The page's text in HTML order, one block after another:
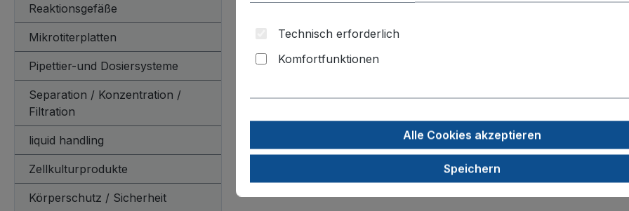
Reaktionsgefäße
Mikrotiterplatten
Pipettier-und Dosiersysteme
Separation / Konzentration /
Filtration
liquid handling
Zellkulturprodukte
Körperschutz / Sicherheit
Kartonmaterial: farbig"
aus tiefkältebeständigem, wasserfest bezogenem Spezial-
52 mm hoch
Verpackungseinheit:1 Stück
Technisch erforderlich
Komfortfunktionen
Alle Cookies akzeptieren
Speichern